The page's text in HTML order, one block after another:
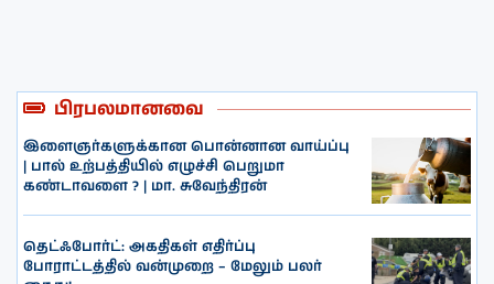
பிரபலமானவை
இளைஞர்களுக்கான பொன்னான வாய்ப்பு
| பால் உற்பத்தியில் எழுச்சி பெறுமா
கண்டாவளை ? | மா. சுவேந்திரன்
தெட்ஃபோர்ட்: அகதிகள் எதிர்ப்பு
போராட்டத்தில் வன்முறை – மேலும் பலர்